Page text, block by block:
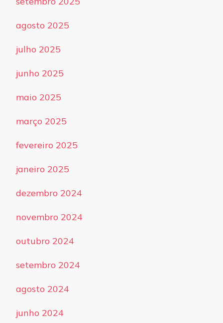
agosto 2025
julho 2025
junho 2025
maio 2025
março 2025
fevereiro 2025
janeiro 2025
dezembro 2024
novembro 2024
outubro 2024
setembro 2024
agosto 2024
junho 2024